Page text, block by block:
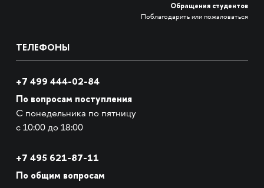
Обращения студентов
Поблагодарить или пожаловаться
ТЕЛЕФОНЫ
+7 499 444-02-84
По вопросам поступления
С понедельника по пятницу
с 10:00 до 18:00
+7 495 621-87-11
По общим вопросам